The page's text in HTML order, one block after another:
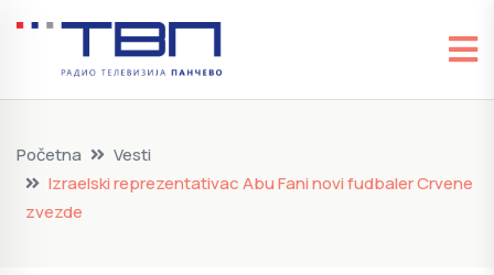
Početna
Vesti
Izraelski reprezentativac Abu Fani novi fudbaler Crvene
zvezde